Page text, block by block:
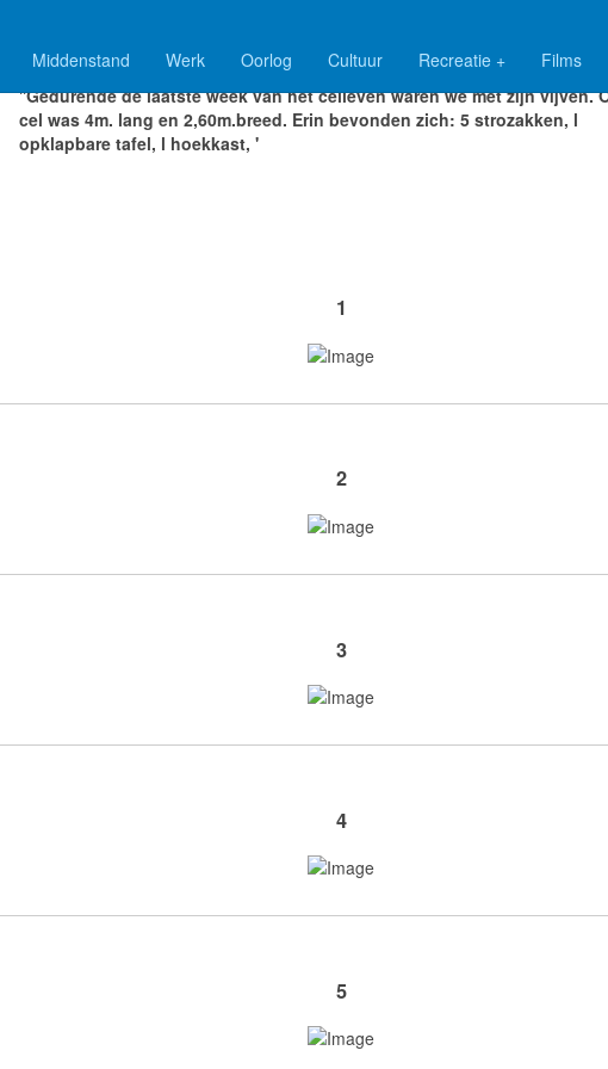
Middenstand Werk Oorlog Cultuur Recreatie + Films
''Gedurende de laatste week van het celleven waren we met zijn vijven.
cel was 4m. lang en 2,60m.breed. Erin bevonden zich: 5 strozakken, l
opklapbare tafel, l hoekkast, '
1
2
3
4
5